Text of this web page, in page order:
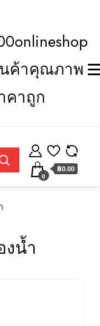
ค้าคุณภาพ
คาถูก
0
฿0.00
น้ำ